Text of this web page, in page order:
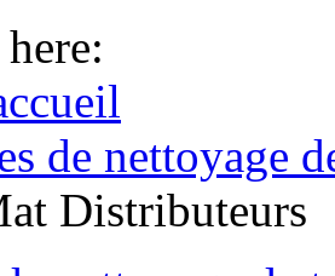
de nettoyage
Distributeurs